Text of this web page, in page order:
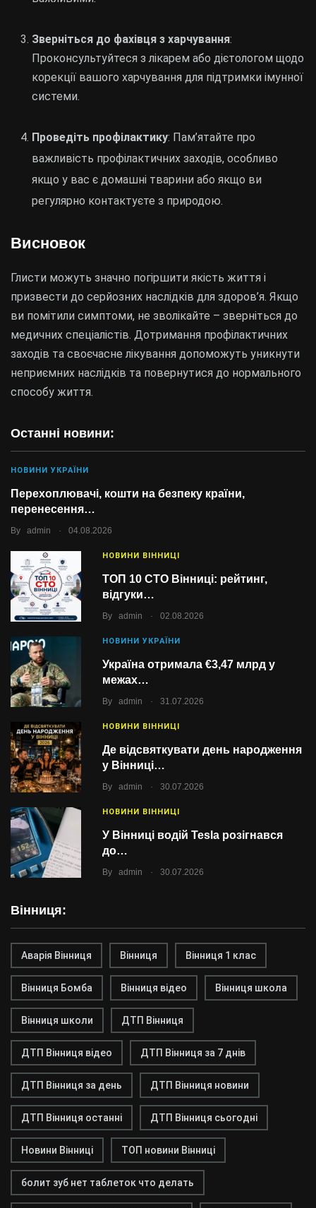
Останні новини:
НОВИНИ УКРАЇНИ
Перехоплювачі, кошти на безпеку країни,
перенесення…
By admin . 04.08.2026
НОВИНИ ВІННИЦІ
ТОП 10 СТО Вінниці: рейтинг,
відгуки…
By admin . 02.08.2026
НОВИНИ УКРАЇНИ
Україна отримала €3,47 млрд у
межах…
By admin . 31.07.2026
НОВИНИ ВІННИЦІ
Де відсвяткувати день народження
у Вінниці…
By admin . 30.07.2026
НОВИНИ ВІННИЦІ
У Вінниці водій Tesla розігнався
до…
By admin . 30.07.2026
Вінниця:
Аварія Вінниця Вінниця Вінниця 1 клас
Вінниця Бомба Вінниця відео Вінниця школа
Вінниця школи ДТП Вінниця
ДТП Вінниця відео ДТП Вінниця за 7 днів
ДТП Вінниця за день ДТП Вінниця новини
ДТП Вінниця останні ДТП Вінниця сьогодні
Новини Вінниці ТОП новини Вінниці
болит зуб нет таблеток что делать
Зверніться до фахівця з харчування:
Проконсультуйтеся з лікарем або дієтологом щодо
корекції вашого харчування для підтримки імунної
системи.
Проведіть профілактику: Пам’ятайте про
важливість профілактичних заходів, особливо
якщо у вас є домашні тварини або якщо ви
регулярно контактуєте з природою.
Висновок
Глисти можуть значно погіршити якість життя і
призвести до серйозних наслідків для здоров’я. Якщо
ви помітили симптоми, не зволікайте – зверніться до
медичних спеціалістів. Дотримання профілактичних
заходів та своєчасне лікування допоможуть уникнути
неприємних наслідків та повернутися до нормального
способу життя.